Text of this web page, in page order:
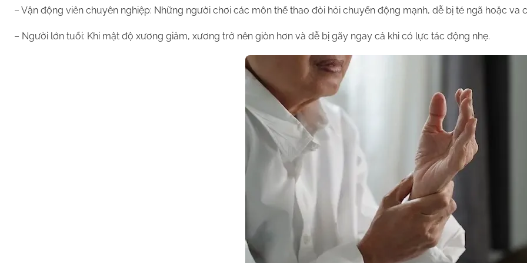
– Vận động viên chuyên nghiệp: Những người chơi các môn thể thao đòi hỏi chuyển động mạnh, dễ bị té ngã hoặc va
– Người lớn tuổi: Khi mật độ xương giảm, xương trở nên giòn hơn và dễ bị gãy ngay cả khi có lực tác động nhẹ.